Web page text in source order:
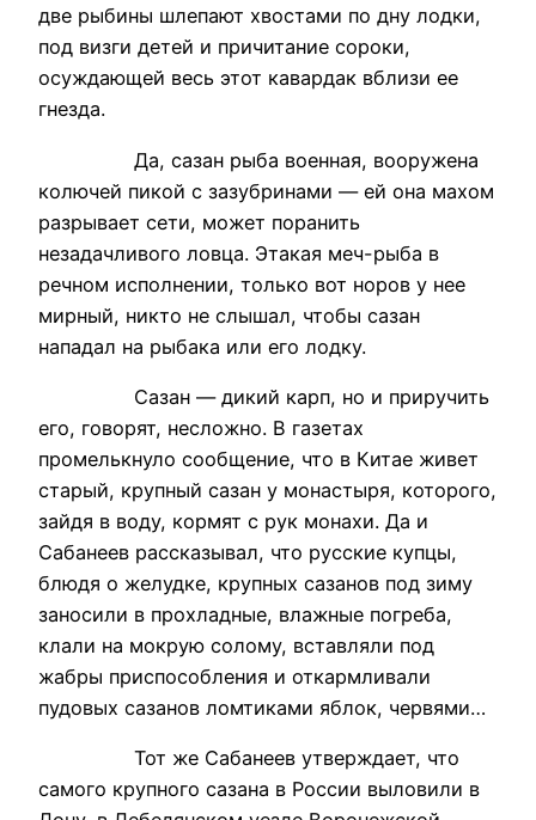
две рыбины шлепают хвостами по дну лодки,
под визги детей и причитание сороки,
осуждающей весь этот кавардак вблизи ее
гнезда.
Да, сазан рыба военная, вооружена
колючей пикой с зазубринами — ей она махом
разрывает сети, может поранить
незадачливого ловца. Этакая меч-рыба в
речном исполнении, только вот норов у нее
мирный, никто не слышал, чтобы сазан
нападал на рыбака или его лодку.
Сазан — дикий карп, но и приручить
его, говорят, несложно. В газетах
промелькнуло сообщение, что в Китае живет
старый, крупный сазан у монастыря, которого,
зайдя в воду, кормят с рук монахи. Да и
Сабанеев рассказывал, что русские купцы,
блюдя о желудке, крупных сазанов под зиму
заносили в прохладные, влажные погреба,
клали на мокрую солому, вставляли под
жабры приспособления и откармливали
пудовых сазанов ломтиками яблок, червями…
Тот же Сабанеев утверждает, что
самого крупного сазана в России выловили в